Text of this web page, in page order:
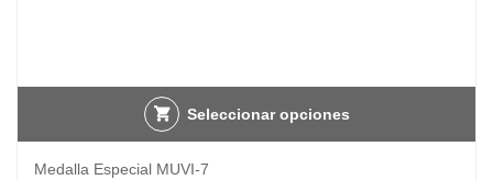
Seleccionar opciones
Medalla Especial MUVI-7